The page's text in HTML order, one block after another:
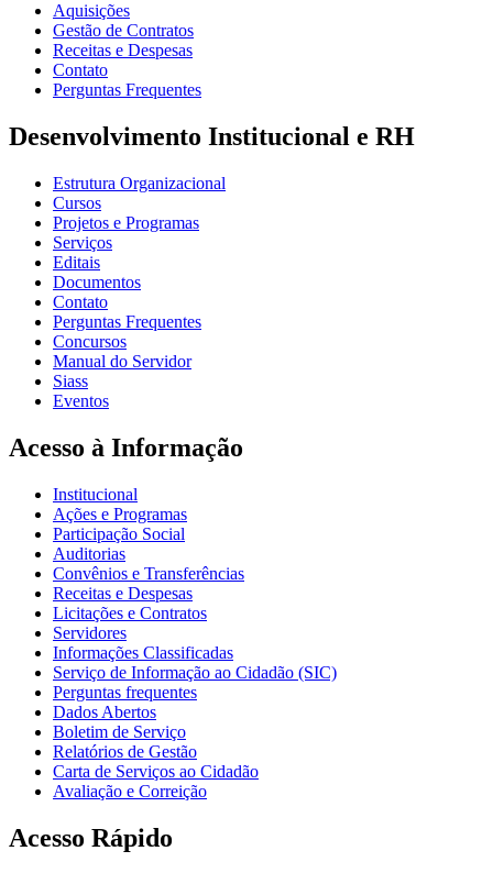
Aquisições
Gestão de Contratos
Receitas e Despesas
Contato
Perguntas Frequentes
Desenvolvimento Institucional e RH
Estrutura Organizacional
Cursos
Projetos e Programas
Serviços
Editais
Documentos
Contato
Perguntas Frequentes
Concursos
Manual do Servidor
Siass
Eventos
Acesso à Informação
Institucional
Ações e Programas
Participação Social
Auditorias
Convênios e Transferências
Receitas e Despesas
Licitações e Contratos
Servidores
Informações Classificadas
Serviço de Informação ao Cidadão (SIC)
Perguntas frequentes
Dados Abertos
Boletim de Serviço
Relatórios de Gestão
Carta de Serviços ao Cidadão
Avaliação e Correição
Acesso Rápido